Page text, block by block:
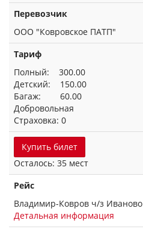
Перевозчик
ООО "Ковровское ПАТП"
Тариф
Полный: 300.00
Детский: 150.00
Багаж: 60.00
Добровольная
Страховка: 0
Купить билет
Осталось: 35 мест
Рейс
Владимир-Ковров ч/з Иваново
Детальная информация